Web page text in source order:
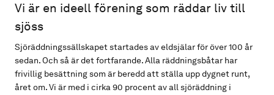
Vi är en ideell förening som räddar liv till
sjöss
Sjöräddningssällskapet startades av eldsjälar för över 100 år
sedan. Och så är det fortfarande. Alla räddningsbåtar har
frivillig besättning som är beredd att ställa upp dygnet runt,
året om. Vi är med i cirka 90 procent av all sjöräddning i